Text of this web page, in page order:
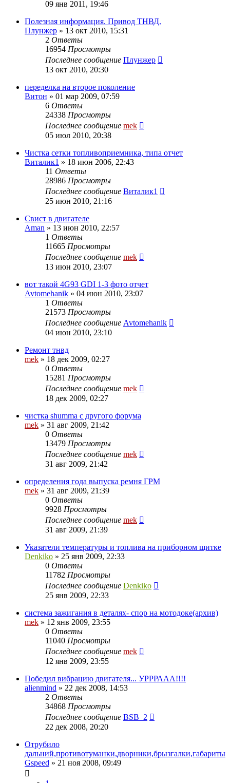
09 янв 2011, 19:46
Полезная информация. Привод ТНВД.
Плунжер » 13 окт 2010, 15:31
2 Ответы
16954 Просмотры
Последнее сообщение Плунжер
13 окт 2010, 20:30
переделка на второе поколение
Витон » 01 мар 2009, 07:59
6 Ответы
24338 Просмотры
Последнее сообщение mek
05 июл 2010, 20:38
Чистка сетки топливоприемника, типа отчет
Виталик1 » 18 июн 2006, 22:43
11 Ответы
28986 Просмотры
Последнее сообщение Виталик1
25 июн 2010, 21:16
Свист в двигателе
Aman » 13 июн 2010, 22:57
1 Ответы
11665 Просмотры
Последнее сообщение mek
13 июн 2010, 23:07
вот такой 4G93 GDI 1-3 фото отчет
Avtomehanik » 04 июн 2010, 23:07
1 Ответы
21573 Просмотры
Последнее сообщение Avtomehanik
04 июн 2010, 23:10
Ремонт тнвд
mek » 18 дек 2009, 02:27
0 Ответы
15281 Просмотры
Последнее сообщение mek
18 дек 2009, 02:27
чистка shumma с другого форума
mek » 31 авг 2009, 21:42
0 Ответы
13479 Просмотры
Последнее сообщение mek
31 авг 2009, 21:42
определения года выпуска ремня ГРМ
mek » 31 авг 2009, 21:39
0 Ответы
9928 Просмотры
Последнее сообщение mek
31 авг 2009, 21:39
Указатели температуры и топлива на приборном щитке
Denkiko » 25 янв 2009, 22:33
0 Ответы
11782 Просмотры
Последнее сообщение Denkiko
25 янв 2009, 22:33
система зажигания в деталях- спор на мотодоке(архив)
mek » 12 янв 2009, 23:55
0 Ответы
11040 Просмотры
Последнее сообщение mek
12 янв 2009, 23:55
Победил вибрацию двигателя... УРРРААА!!!!
alienmind » 22 дек 2008, 14:53
2 Ответы
34868 Просмотры
Последнее сообщение BSB_2
22 дек 2008, 20:20
Отрубило
дальний,противотуманки,дворники,брызгалки,габариты
Gspeed » 21 ноя 2008, 09:49